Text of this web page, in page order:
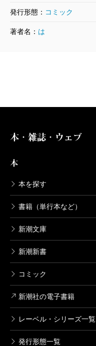
発行形態： コミック
著者名： は
本・雑誌・ウェブ
本
本を探す
書籍（単行本など）
新潮文庫
新潮新書
コミック
新潮社の電子書籍
レーベル・シリーズ一覧
発行形態一覧